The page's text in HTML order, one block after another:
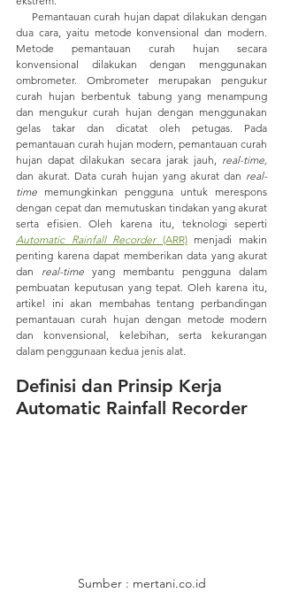
Pemantauan curah hujan dapat dilakukan dengan
dua cara, yaitu metode konvensional dan modern.
Metode pemantauan curah hujan secara
konvensional dilakukan dengan menggunakan
ombrometer. Ombrometer merupakan pengukur
curah hujan berbentuk tabung yang menampung
dan mengukur curah hujan dengan menggunakan
gelas takar dan dicatat oleh petugas. Pada
pemantauan curah hujan modern, pemantauan curah
hujan dapat dilakukan secara jarak jauh,
dan akurat. Data curah hujan yang akurat dan real-
time memungkinkan pengguna untuk merespons
dengan cepat dan memutuskan tindakan yang akurat
Automatic Rainfall Recorder (ARR) menjadi makin
penting karena dapat memberikan data yang akurat
dan real-time yang membantu pengguna dalam
pembuatan keputusan yang tepat. Oleh karena itu,
artikel ini akan membahas tentang perbandingan
pemantauan curah hujan dengan metode modern
dan konvensional, kelebihan, serta kekurangan
dalam penggunaan kedua jenis alat.
Definisi dan Prinsip Kerja
Automatic Rainfall Recorder
Sumber : mertani.co.id